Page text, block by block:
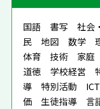
国語 書写 社会
民 地図 数学
体育 技術 家庭
道徳 学校経営
導 特別活動
価 生徒指導 言